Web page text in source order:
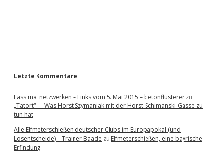
Letzte Kommentare
Lass mal netzwerken – Links vom 5. Mai 2015 – betonflüsterer zu
„Tatort“ — Was Horst Szymaniak mit der Horst-Schimanski-Gasse zu
tun hat
Alle Elfmeterschießen deutscher Clubs im Europapokal (und
Losentscheide) – Trainer Baade zu Elfmeterschießen, eine bayrische
Erfindung